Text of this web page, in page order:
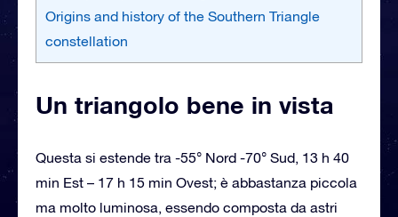
Origins and history of the Southern Triangle
constellation
Un triangolo bene in vista
Questa si estende tra -55° Nord -70° Sud, 13 h 40
min Est – 17 h 15 min Ovest; è abbastanza piccola
ma molto luminosa, essendo composta da astri